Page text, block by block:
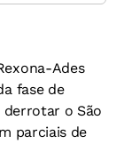
Ades
fase de
derrotar o São
parciais de